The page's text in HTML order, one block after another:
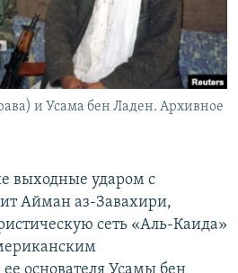
и Усама бен Ладен. Архивное
выходные ударом с
Айман аз-Завахири,
сеть «Аль-Каида»